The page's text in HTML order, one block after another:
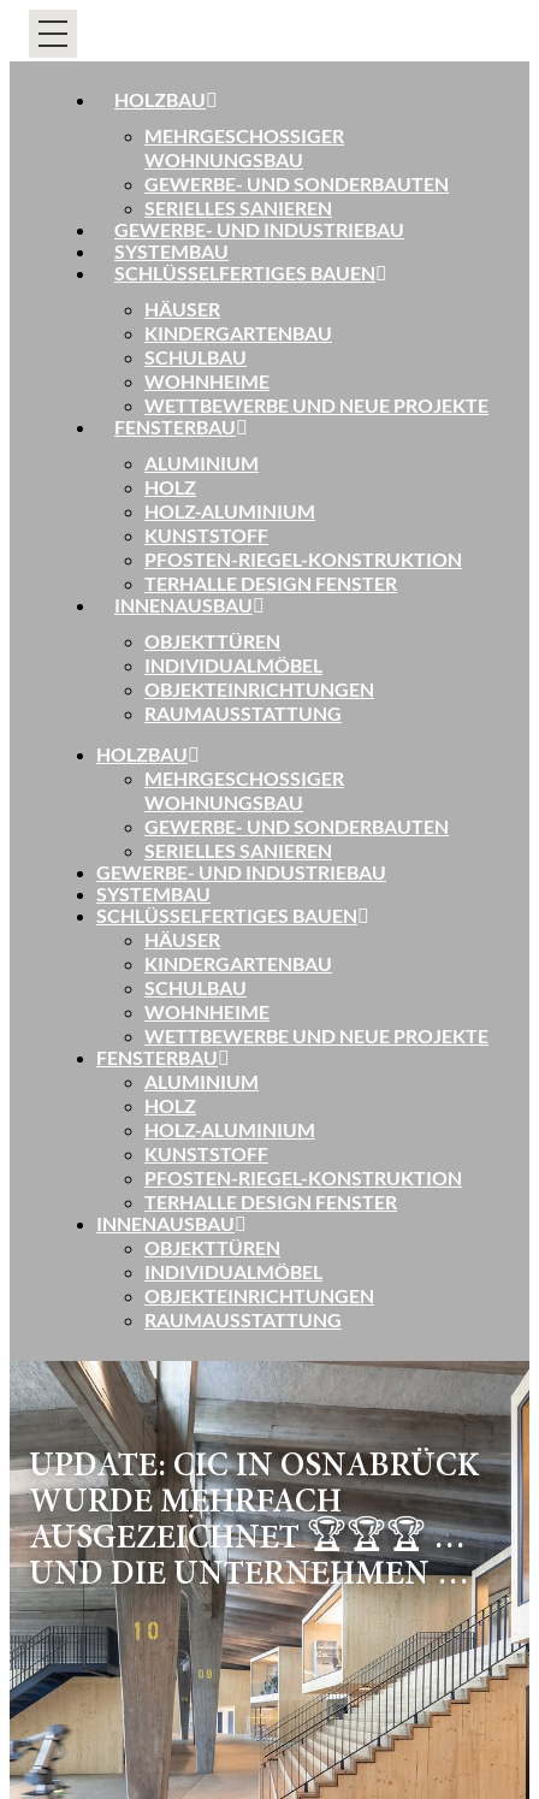
HOLZBAU
MEHRGESCHOSSIGER
WOHNUNGSBAU
GEWERBE- UND SONDERBAUTEN
SERIELLES SANIEREN
GEWERBE- UND INDUSTRIEBAU
SYSTEMBAU
SCHLÜSSELFERTIGES BAUEN
HÄUSER
KINDERGARTENBAU
SCHULBAU
WOHNHEIME
WETTBEWERBE UND NEUE PROJEKTE
FENSTERBAU
ALUMINIUM
HOLZ
HOLZ-ALUMINIUM
KUNSTSTOFF
PFOSTEN-RIEGEL-KONSTRUKTION
TERHALLE DESIGN FENSTER
INNENAUSBAU
OBJEKTTÜREN
INDIVIDUALMÖBEL
OBJEKTEINRICHTUNGEN
RAUMAUSSTATTUNG
HOLZBAU
MEHRGESCHOSSIGER
WOHNUNGSBAU
GEWERBE- UND SONDERBAUTEN
SERIELLES SANIEREN
GEWERBE- UND INDUSTRIEBAU
SYSTEMBAU
SCHLÜSSELFERTIGES BAUEN
HÄUSER
KINDERGARTENBAU
SCHULBAU
WOHNHEIME
WETTBEWERBE UND NEUE PROJEKTE
FENSTERBAU
ALUMINIUM
HOLZ
HOLZ-ALUMINIUM
KUNSTSTOFF
PFOSTEN-RIEGEL-KONSTRUKTION
TERHALLE DESIGN FENSTER
INNENAUSBAU
OBJEKTTÜREN
INDIVIDUALMÖBEL
OBJEKTEINRICHTUNGEN
RAUMAUSSTATTUNG
UPDATE: CIC IN OSNABRÜCK
WURDE MEHRFACH
AUSGEZEICHNET 🏆🏆🏆 …
UND DIE UNTERNEHMEN …